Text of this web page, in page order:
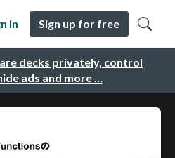
decks privately, control
ads and more …
in Sign up for free